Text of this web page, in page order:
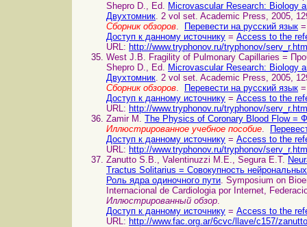
Shepro D., Ed. Microvascular Research: Biology
Двухтомник. 2 vol set. Academic Press, 2005,
Сборник обзоров. Перевести на русский язык =
Доступ к данному источнику = Access to the
URL: http://www.tryphonov.ru/tryphonov/
West J.B. Fragility of Pulmonary Capillaries =
Shepro D., Ed. Microvascular Research: Biology
Двухтомник. 2 vol set. Academic Press, 2005,
Сборник обзоров. Перевести на русский язык =
Доступ к данному источнику = Access to the
URL: http://www.tryphonov.ru/tryphonov/
Zamir M. The Physics of Coronary Blood Flow =
Иллюстрированное учебное пособие.
Доступ к данному источнику = Access to the
URL: http://www.tryphonov.ru/tryphonov/
Zanutto S.B., Valentinuzzi M.E., Segura E.T.
Tractus Solitarius = Совокупность
Роль ядра одиночного пути. Symposium on
Internacional de Cardiologia роr Internet,
Иллюстрированный обзор.
Доступ к данному источнику = Access to the
URL: http://www.fac.org.ar/6cvc/llave/c157/